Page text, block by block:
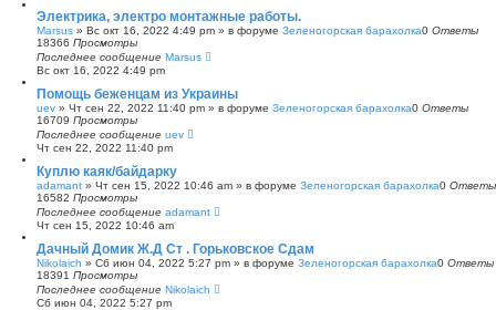
Электрика, электро монтажные работы.
Marsus » Вс окт 16, 2022 4:49 pm » в форуме Зеленогорская барахолка0 Ответы
18366 Просмотры
Последнее сообщение Marsus
Вс окт 16, 2022 4:49 pm
Помощь беженцам из Украины
uev » Чт сен 22, 2022 11:40 pm » в форуме Зеленогорская барахолка0 Ответы
16709 Просмотры
Последнее сообщение uev
Чт сен 22, 2022 11:40 pm
Куплю каяк/байдарку
adamant » Чт сен 15, 2022 10:46 am » в форуме Зеленогорская барахолка0 Ответы
16582 Просмотры
Последнее сообщение adamant
Чт сен 15, 2022 10:46 am
Дачный Домик Ж.Д Ст . Горьковское Сдам
Nikolaich » Сб июн 04, 2022 5:27 pm » в форуме Зеленогорская барахолка0 Ответы
18391 Просмотры
Последнее сообщение Nikolaich
Сб июн 04, 2022 5:27 pm